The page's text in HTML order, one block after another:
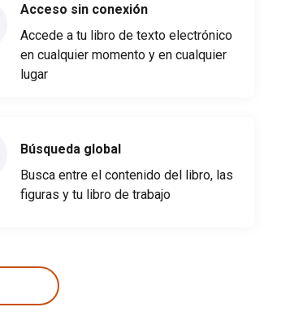
Acceso sin conexión
Accede a tu libro de texto electrónico
en cualquier momento y en cualquier
lugar
Búsqueda global
Busca entre el contenido del libro, las
figuras y tu libro de trabajo